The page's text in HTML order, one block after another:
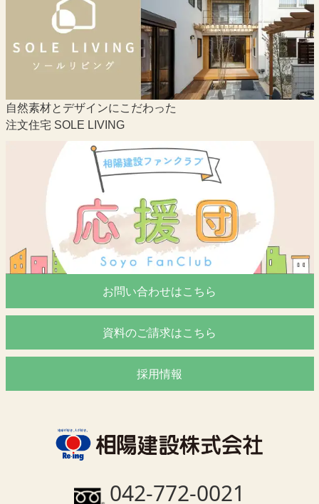
自然素材とデザインにこだわった
注文住宅 SOLE LIVING
お問い合わせはこちら
資料のご請求はこちら
採用情報
042-772-0021